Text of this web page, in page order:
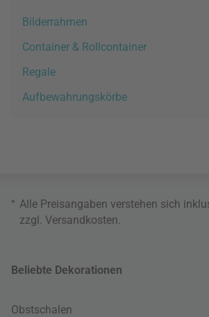
Bilderrahmen
Container & Rollcontainer
Regale
Aufbewahrungskörbe
* Alle Preisangaben verstehen sich
zzgl. Versandkosten.
Beliebte Dekorationen
Obstschalen